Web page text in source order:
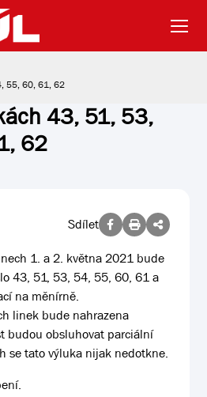
55, 60, 61, 62
43, 51, 53,
62
Sdílet
1. a 2. května 2021 bude
43, 51, 53, 54, 55, 60, 61 a
na měnírně.
linek bude nahrazena
budou obsluhovat parciální
se tato výluka nijak nedotkne.